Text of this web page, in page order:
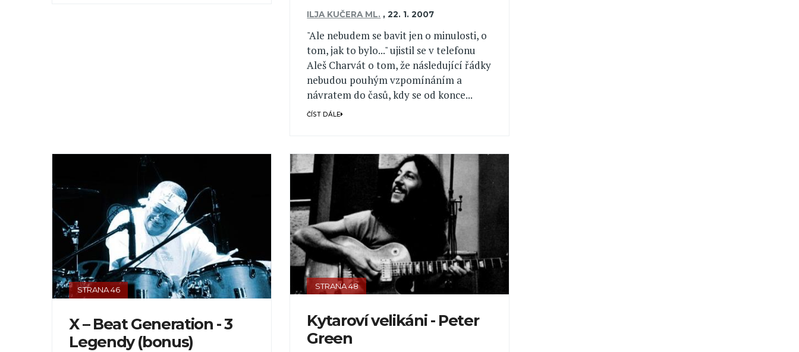
ILJA KUČERA ML. ,22. 1. 2007
"Ale nebudem se bavit jen o minulosti, o
tom, jak to bylo..." ujistil se v telefonu
Aleš Charvát o tom, že následující řádky
nebudou pouhým vzpomínáním a
návratem do časů, kdy se od konce...
ČÍST DÁLE
STRANA 46
X – Beat Generation - 3
Legendy (bonus)
STRANA 48
Kytaroví velikáni - Peter
Green